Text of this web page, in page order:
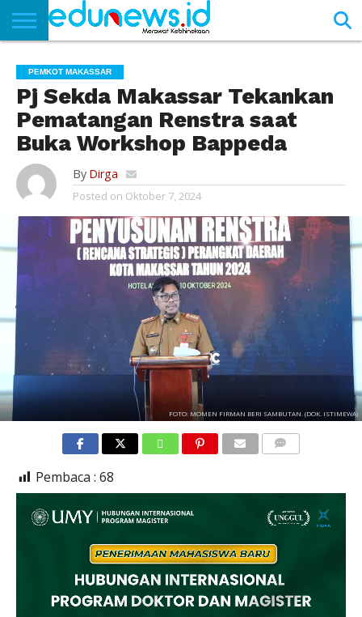
NEWS
EDUNEWS
LITERASI
PUSTAKA
SOSOK
TEKNO
KHASANAH
SASTRA
PEMKOT MAKASSAR
Pj Sekda Makassar Tekankan
Pematangan Renstra saat
Buka Workshop Bappeda
By Dirga
Posted on Oktober 7, 2024
FOTO: MOMEN FIRMAN BERI SAMBUTAN. (DOK. ISTIMEWA)
Pembaca : 68